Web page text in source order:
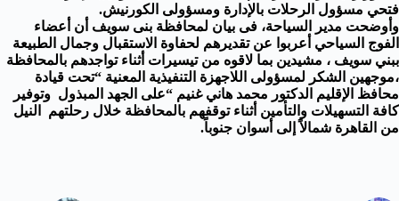
فتحي مسؤول الرحلات بالإدارة ومسؤولى الكورنيش.
وأوضحت مدير السياحة، فى بيان لمحافظة بنى سويف أن أعضاء
الفوج السياحي أعربوا عن تقديرهم لحفاوة الاستقبال وجمال الطبيعة
ببني سويف ، مشيدين بما لاقوه من تيسيرات أثناء تواجدهم بالمحافظة
،موجهين الشكر لمسؤولى اللاجهزة التنفيذية المعنية “تحت قيادة
محافظ الإقليم الدكتور محمد هاني غنيم “على الجهد المبذول وتوفير
كافة التسهيلات والتأمين أثناء توقفهم بالمحافظة خلال رحلتهم النيل
من القاهرة شمالاً إلى أسوان جنوباً.